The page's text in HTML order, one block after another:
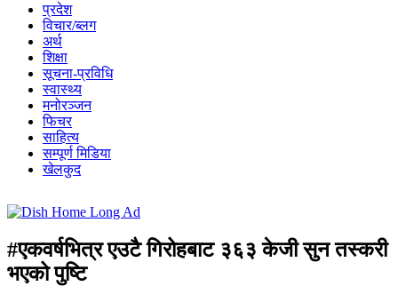
प्रदेश
विचार/ब्लग
अर्थ
शिक्षा
सूचना-प्रविधि
स्वास्थ्य
मनोरञ्जन
फिचर
साहित्य
सम्पूर्ण मिडिया
खेलकुद
#एकवर्षभित्र एउटै गिरोहबाट ३६३ केजी सुन तस्करी
भएको पुष्टि